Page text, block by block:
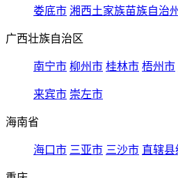
娄底市 湘西土家族苗族自治州
广西壮族自治区
南宁市 柳州市 桂林市 梧州市
来宾市 崇左市
海南省
海口市 三亚市 三沙市 直辖县